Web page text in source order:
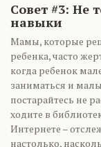
Совет #3: Не
навыки
Мамы, которые
ребенка, часто
когда ребенок
заниматься и
постарайтесь не
ходите в
Интернете –
настолько,